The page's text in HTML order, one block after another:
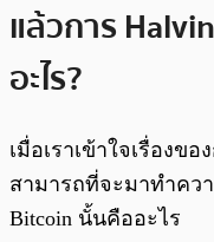
แล้วการ
อะไร?
เมื่อเราเข้าใจเรื่องข
สามารถที่จะมาทำคว
Bitcoin นั้นคืออะไร